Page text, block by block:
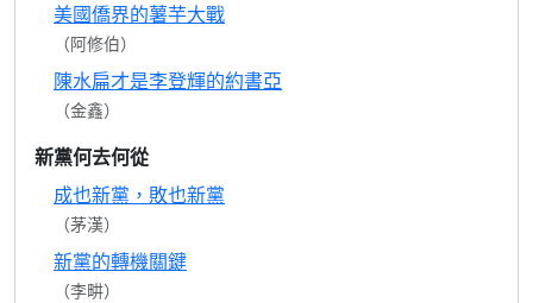
美國僑界的薯芋大戰
（阿修伯）
陳水扁才是李登輝的約書亞
（金鑫）
新黨何去何從
成也新黨，敗也新黨
（茅漢）
新黨的轉機關鍵
（李畊）